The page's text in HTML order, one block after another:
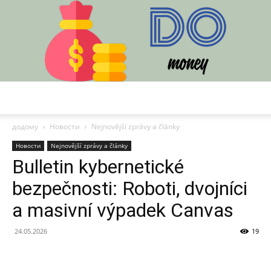
додому
Новости Nejnovější zprávy a články
Новости Nejnovější zprávy a články
Bulletin kybernetické
bezpečnosti: Roboti, dvojníci
a masivní výpadek Canvas
24.05.2026 19